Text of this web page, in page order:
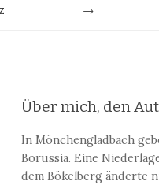
Über mich, den
In Mönchengladbach
Borussia. Eine
dem Bökelberg änderte